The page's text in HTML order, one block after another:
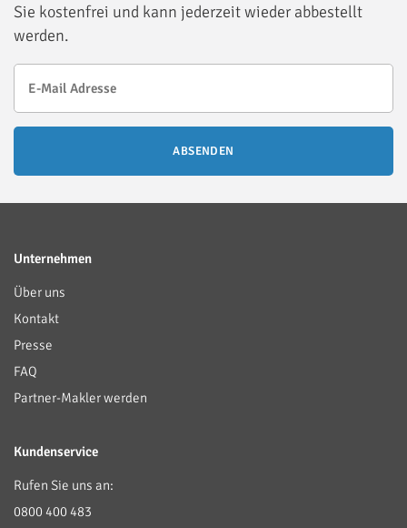
Sie kostenfrei und kann jederzeit wieder abbestellt
werden.
ABSENDEN
Unternehmen
Über uns
Kontakt
Presse
FAQ
Partner-Makler werden
Kundenservice
Rufen Sie uns an:
0800 400 483